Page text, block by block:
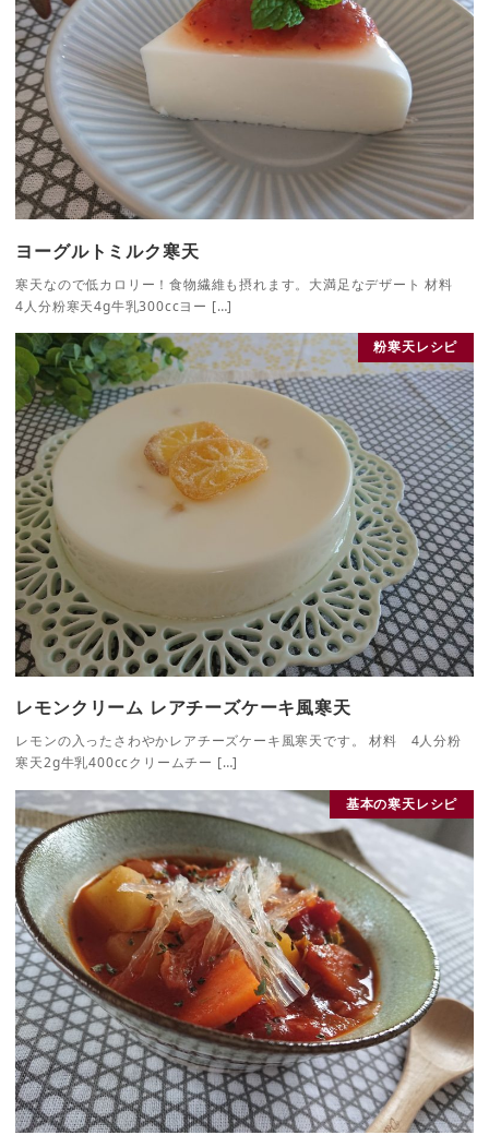
ヨーグルトミルク寒天
寒天なので低カロリー！食物繊維も摂れます。大満足なデザート 材料
4人分粉寒天4g牛乳300ccヨー […]
粉寒天レシピ
レモンクリーム レアチーズケーキ風寒天
レモンの入ったさわやかレアチーズケーキ風寒天です。 材料 4人分粉
寒天2g牛乳400ccクリームチー […]
基本の寒天レシピ